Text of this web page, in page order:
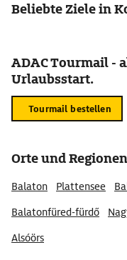
Beliebte Ziele in
ADAC Tourmail -
Urlaubsstart.
Tourmail bestellen
Orte und
Balaton Plattensee
Balatonfüred-fürdő
Alsóörs